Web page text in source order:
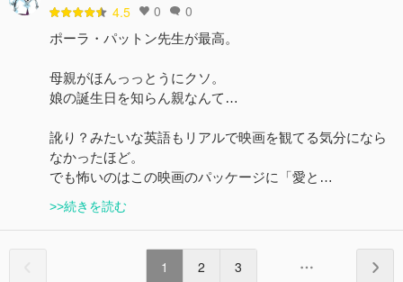
4.5 0 0
ポーラ・パットン先生が最高。
母親がほんっっとうにクソ。
娘の誕生日を知らん親なんて…
訛り？みたいな英語もリアルで映画を観てる気分になら
なかったほど。
でも怖いのはこの映画のパッケージに「愛と…
>>続きを読む
1 2 3